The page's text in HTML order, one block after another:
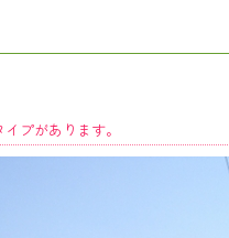
プがあります。